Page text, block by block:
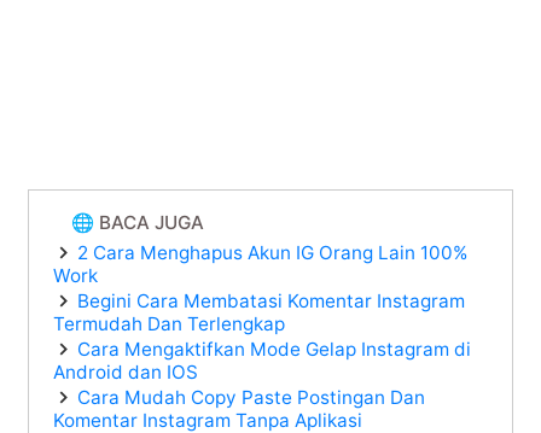
🌐 BACA JUGA
2 Cara Menghapus Akun IG Orang Lain 100%
Work
Begini Cara Membatasi Komentar Instagram
Termudah Dan Terlengkap
Cara Mengaktifkan Mode Gelap Instagram di
Android dan IOS
Cara Mudah Copy Paste Postingan Dan
Komentar Instagram Tanpa Aplikasi